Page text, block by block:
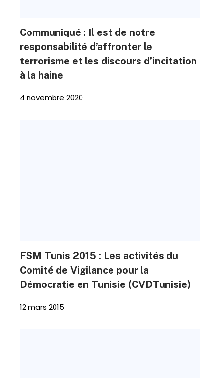
Communiqué : Il est de notre
responsabilité d’affronter le
terrorisme et les discours d’incitation
à la haine
4 novembre 2020
FSM Tunis 2015 : Les activités du
Comité de Vigilance pour la
Démocratie en Tunisie (CVDTunisie)
12 mars 2015